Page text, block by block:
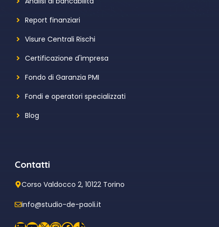
Report finanziari
Visure Centrali Rischi
Certificazione d'impresa
Fondo di Garanzia PMI
Fondi e operatori specializzati
Blog
Contatti
Corso Valdocco 2, 10122 Torino
info@studio-de-paoli.it